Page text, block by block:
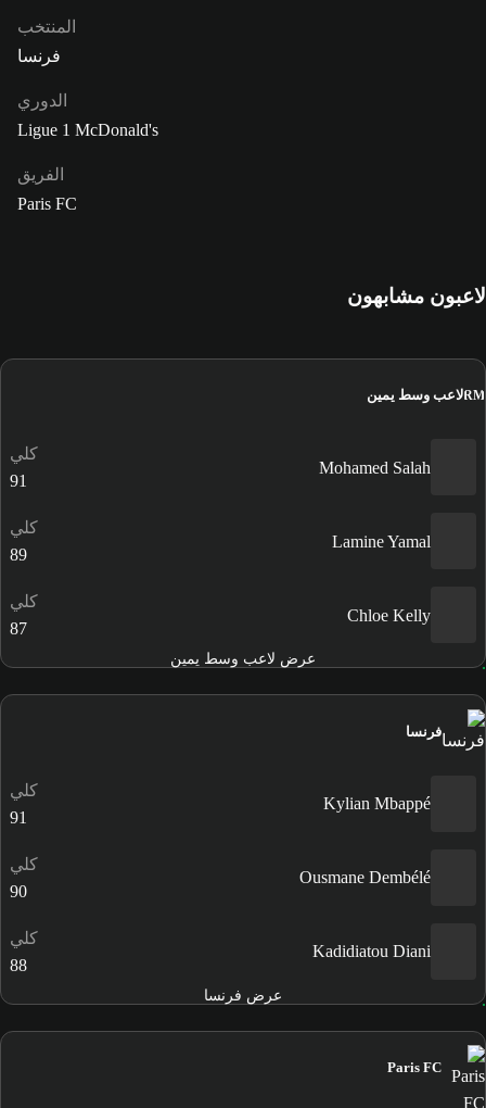
المنتخب
فرنسا
الدوري
Ligue 1 McDonald's
الفريق
Paris FC
لاعبون مشابهون
RMلاعب وسط يمين
Mohamed Salah
كلي
91
Lamine Yamal
كلي
89
Chloe Kelly
كلي
87
عرض لاعب وسط يمين
فرنسا
Kylian Mbappé
كلي
91
Ousmane Dembélé
كلي
90
Kadidiatou Diani
كلي
88
عرض فرنسا
Paris FC